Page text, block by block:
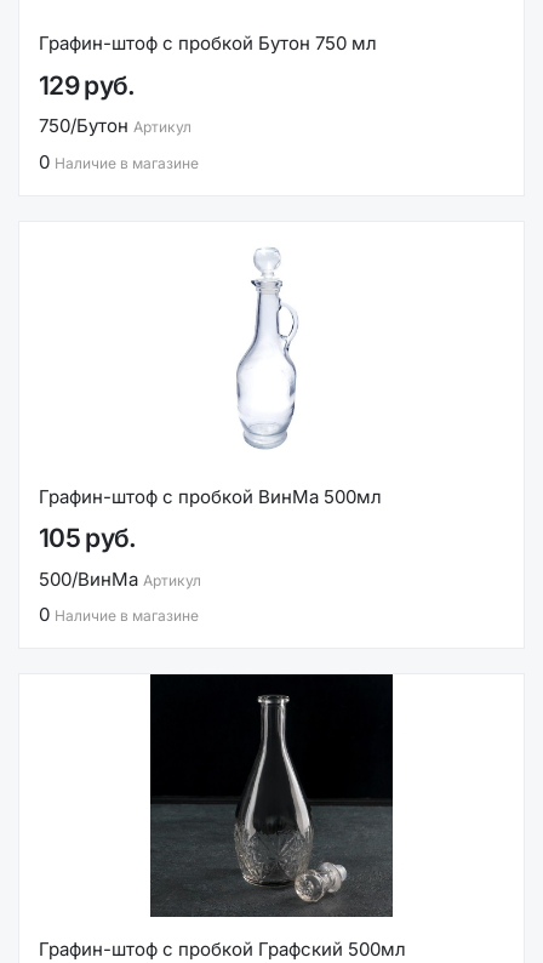
Графин-штоф с пробкой Бутон 750 мл
129 руб.
750/Бутон Артикул
0 Наличие в магазине
Графин-штоф с пробкой ВинМа 500мл
105 руб.
500/ВинМа Артикул
0 Наличие в магазине
Графин-штоф с пробкой Графский 500мл